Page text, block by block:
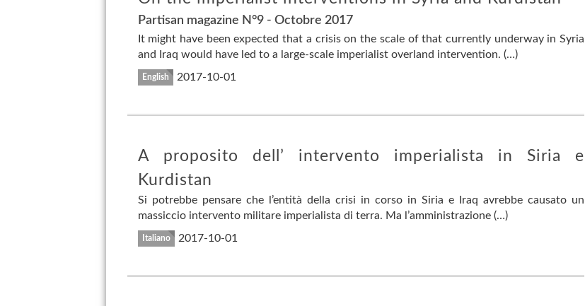
Partisan magazine N°9 - Octobre 2017
It might have been expected that a crisis on the scale of that currently underway in Syria
and Iraq would have led to a large-scale imperialist overland intervention. (…)
English 2017-10-01
A proposito dell’ intervento imperialista in Siria e
Kurdistan
Si potrebbe pensare che l’entità della crisi in corso in Siria e Iraq avrebbe causato un
massiccio intervento militare imperialista di terra. Ma l’amministrazione (…)
Italiano 2017-10-01